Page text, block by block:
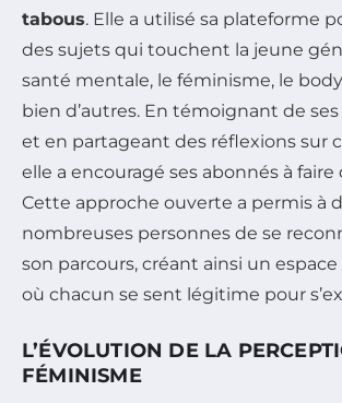
tabous. Elle a utilisé sa plateforme
des sujets qui touchent la jeune
santé mentale, le féminisme, le
bien d’autres. En témoignant de
et en partageant des réflexions sur
elle a encouragé ses abonnés à
Cette approche ouverte a permis à
nombreuses personnes de se
son parcours, créant ainsi un
où chacun se sent légitime pour
L’ÉVOLUTION DE LA
FÉMINISME